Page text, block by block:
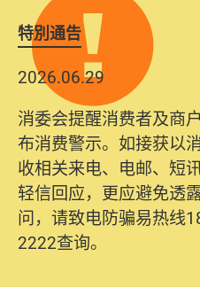
特別通告
2026.06.29
消委会提醒消费者及商
布消费警示。如接获以
收相关来电、电邮、短
轻信回应，更应避免透
问，请致电防骗易热线
2222查询。